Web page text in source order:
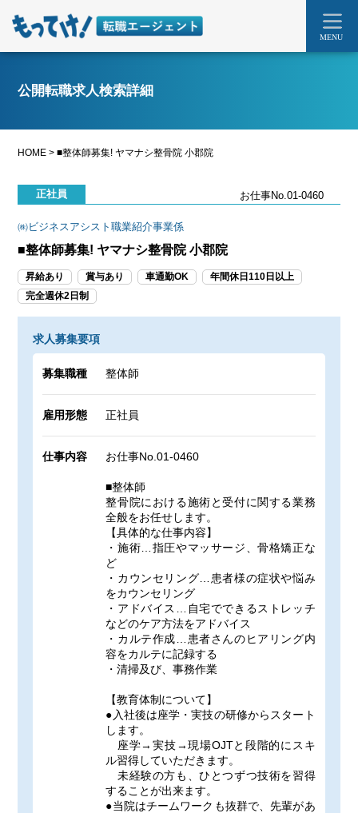
MENU
公開転職求人検索詳細
HOME >■整体師募集! ヤマナシ整骨院 小郡院
正社員 お仕事No.01-0460
㈱ビジネスアシスト職業紹介事業係
■整体師募集! ヤマナシ整骨院 小郡院
昇給あり 賞与あり 車通勤OK
年間休日110日以上
完全週休2日制
求人募集要項
募集職種 整体師
雇用形態 正社員
仕事内容 お仕事No.01-0460
■整体師
整骨院における施術と受付に関する業務
全般をお任せします。
【具体的な仕事内容】
・施術…指圧やマッサージ、骨格矯正な
ど
・カウンセリング…患者様の症状や悩み
をカウンセリング
・アドバイス…自宅でできるストレッチ
などのケア方法をアドバイス
・カルテ作成…患者さんのヒアリング内
容をカルテに記録する
・清掃及び、事務作業
【教育体制について】
●入社後は座学・実技の研修からスタート
します。
座学→実技→現場OJTと段階的にスキ
ル習得していただきます。
未経験の方も、ひとつずつ技術を習得
することが出来ます。
●当院はチームワークも抜群で、先輩があ